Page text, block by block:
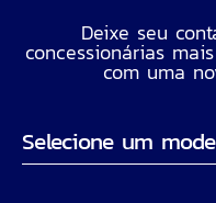
Deixe seu
concessionárias
com uma